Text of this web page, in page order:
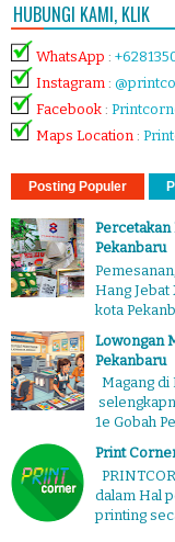
HUBUNGI KAMI, KLIK
WhatsApp :
Instagram :
Facebook :
Maps Location :
Posting Populer
Pekanbaru
Hang Jebat
kota
Lowongan
Pekanbaru
Magang
1e Gobah
Print
dalam Hal
printing